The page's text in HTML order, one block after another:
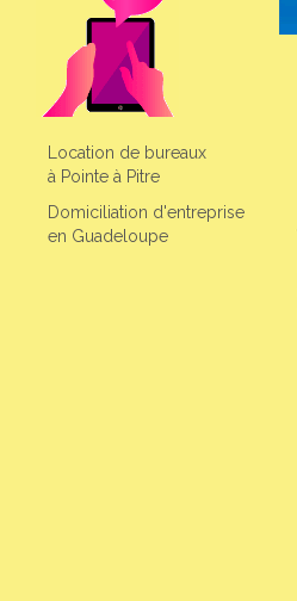
Location de bureaux
à Pointe à Pitre
Domiciliation d'entreprise
en Guadeloupe